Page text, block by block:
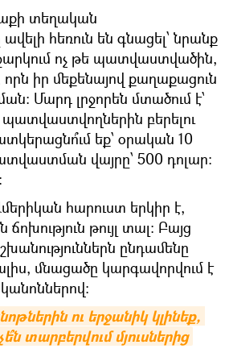
տեղական
ավելի հեռուն են գնացել՝ նրանք
ոչ թե պատվաստվածին,
որն իր մեքենայով քաղաքացուն
Մարդ լրջորեն մտածում է՝
բերելու
եք՝ օրական 10
վայրը՝ 500 դոլար։
հարուստ երկիր է,
թույլ տալ։ Բայց
ընդամենը
մնացածը կարգավորվում է
ու երջանիկ կլինեք,
տարբերվում մյուսներից